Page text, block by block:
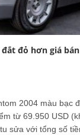
đỏ hơn giá bán
2004 màu bạc
từ 69.950 USD
sửa với tổng số